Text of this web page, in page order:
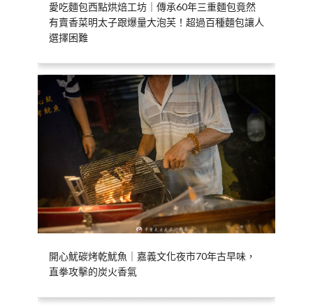
愛吃麵包西點烘焙工坊｜傳承60年三重麵包竟然
有賣香菜明太子跟爆量大泡芙！超過百種麵包讓人
選擇困難
開心魷碳烤乾魷魚｜嘉義文化夜市70年古早味，
直拳攻擊的炭火香氣